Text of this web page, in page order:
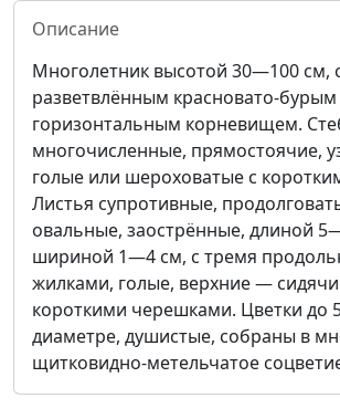
Описание
Многолетник высотой 30—100 см,
разветвлённым красновато-бурым
горизонтальным корневищем.
многочисленные, прямостоячие,
голые или шероховатые с
Листья супротивные,
овальные, заострённые, длиной
шириной 1—4 см, с тремя
жилками, голые, верхние —
короткими черешками. Цветки до
диаметре, душистые, собраны в
щитковидно-метельчатое